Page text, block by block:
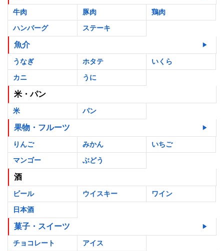
牛肉 豚肉
鶏肉
ハンバーグ
ステーキ
魚介
うなぎ ホタテ
いくら
カニ
うに
米・パン
米 パン
果物・フルーツ
りんご みかん
いちご
マンゴー
ぶどう
酒
ビール ウイスキー
ワイン
日本酒
菓子・スイーツ
チョコレート アイス